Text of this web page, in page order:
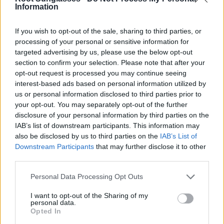
Information
If you wish to opt-out of the sale, sharing to third parties, or
processing of your personal or sensitive information for
targeted advertising by us, please use the below opt-out
section to confirm your selection. Please note that after your
opt-out request is processed you may continue seeing
interest-based ads based on personal information utilized by
us or personal information disclosed to third parties prior to
your opt-out. You may separately opt-out of the further
disclosure of your personal information by third parties on the
IAB’s list of downstream participants. This information may
also be disclosed by us to third parties on the IAB’s List of
Downstream Participants that may further disclose it to other
Personal Data Processing Opt Outs
I want to opt-out of the Sharing of my
personal data.
Opted In
El relojTrime, está diseñado con una caja de acero
inoxidable negro de 38mm, a su vez combinado con aro
de madera de roble de la mejor calidad, cuenta con dial
minimalista negro, especial para aquellos amantes de
encontrar la belleza en lo simple, con agujas negras y
blancas visibles en la oscuridad, su correa es de piel
negra y su cierre de acero inox.
RELOJ ACERO NEGRO Y